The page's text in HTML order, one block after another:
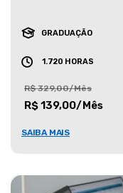
GRADUAÇÃO
1.720 HORAS
R$ 329,00/Mês
R$ 139,00/Mês
SAIBA MAIS